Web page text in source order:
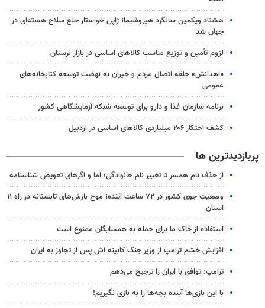
هشتاد ویکمین سالگرد هیروشیما؛ ژاپن خواستار خلع سلاح هسته‌ای در
جهان شد
لزوم تأمین و توزیع مناسب کالاهای اساسی در بازار لرستان
«اهدانش» حلقه اتصال مردم و خیران به نهضت توسعه کتابخانه‌های
عمومی
برنامه سازمان غذا و دارو برای توسعه شبکه آزمایشگاهی کشور
کشف احتکار ۲۰۶ میلیاردی کالاهای اساسی در اردبیل
پربازدیدترین ها
از حذف نام همسر تا تغییر نام خانوادگی؛ اما و اگرهای تعویض شناسنامه
وضعیت جوی کشور در ۷۲ ساعت آینده؛ موج بارش‌های تابستانه در راه ۱۱
استان
استفاده از خاک ما برای حمله به همسایگان ممنوع است
افزایش خشم ترامپ از وزیر جنگ کابینه اش پس از تجاوز به ایران
ترامپ: توافق با ایران را ترجیح می‌دهم
با این بازی‌ها آینده بچه‌ها را به بازی نگیریم!